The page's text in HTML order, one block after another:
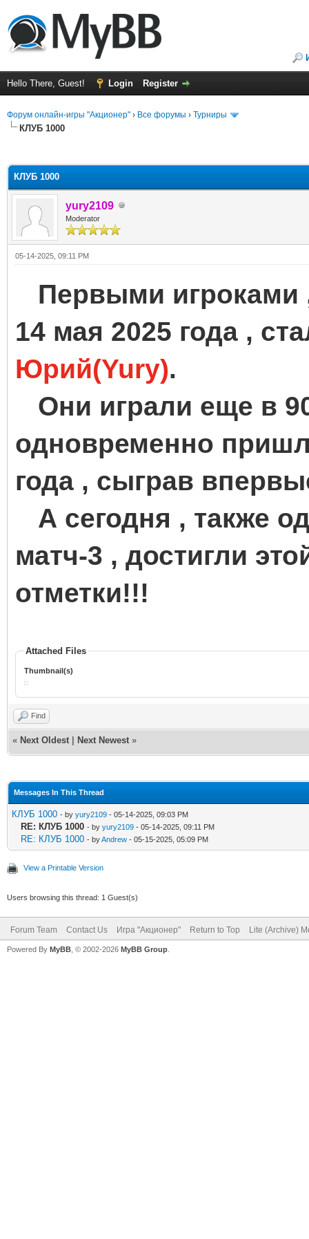
Hello There, Guest! Login Register
Форум онлайн-игры "Акционер" › Все форумы › Турниры
КЛУБ 1000
КЛУБ 1000
yury2109
Moderator
05-14-2025, 09:11 PM
Первыми игроками
14 мая 2025 года ,
Юрий(Yury).
Они играли еще в
одновременно
года , сыграв
А сегодня , также
матч-3 , достигли
отметки!!!
Attached Files
Thumbnail(s)
Find
« Next Oldest Next Newest »
Messages In This Thread
КЛУБ 1000 - by yury2109 - 05-14-2025, 09:03 PM
RE: КЛУБ 1000 - by yury2109 - 05-14-2025, 09:11 PM
RE: КЛУБ 1000 - byAndrew - 05-15-2025, 05:09 PM
View a Printable Version
Users browsing this thread: 1 Guest(s)
Forum Team Contact Us Игра "Акционер" Return to Top Lite (Archive)
Powered By MyBB , © 2002-2026 MyBB Group